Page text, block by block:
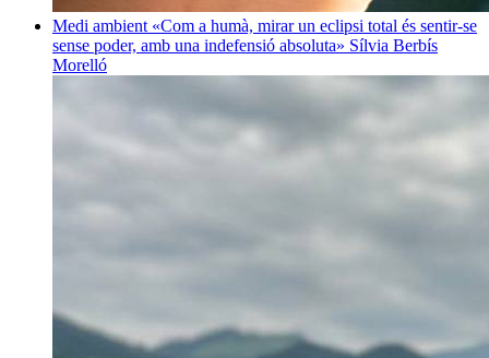
Medi ambient «Com a humà, mirar un eclipsi total és sentir-se
sense poder, amb una indefensió absoluta» Sílvia Berbís
Morelló